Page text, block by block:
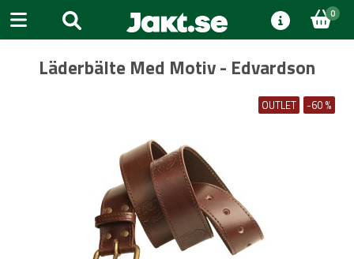
0
Läderbälte Med Motiv - Edvardson
OUTLET -60 %